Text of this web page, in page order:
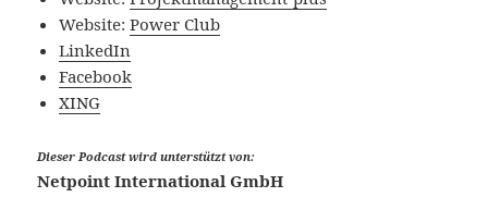
Website:Power Club
LinkedIn
Facebook
XING
Dieser Podcast wird unterstützt von:
Netpoint International GmbH